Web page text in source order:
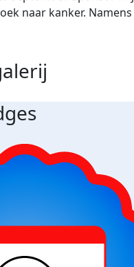
naar kanker. Namens